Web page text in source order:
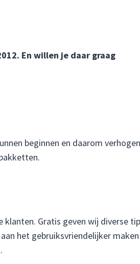
En willen je daar graag
beginnen en daarom
klanten. Gratis geven wij diverse
het gebruiksvriendelijker